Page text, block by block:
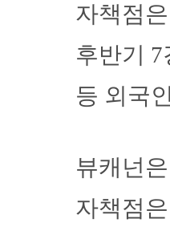
자책점
후반기
등 외국
뷰캐넌
자책점